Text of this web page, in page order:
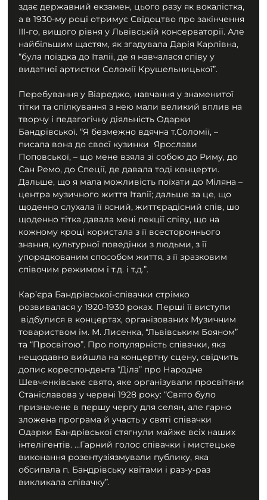
здає державний екзамен, цього разу як вокалістка,
а в 1930-му році отримує Свідоцтво про закінчення
ІІІ-го, вищого рівня у Львівській консерваторії. Але
найбільшим щастям, як згадувала Дарія Карлівна,
“була поїздка до Італії, де я навчалася співу у
видатної артистки Соломії Крушельницької”.
Перебування у Віареджо, навчання у знаменитої
тітки та спілкування з нею мали великий вплив на
творчу і педагогічну діяльність Одарки
Бандрівської. “Я безмежно вдячна т.Соломії, –
писала вона до своєї кузинки  Ярослави
Поповської, – що мене взяла зі собою до Риму, до
Сан Ремо, до Спеції, де давала тоді концерти.
Дальше, що я мала можливість поїхати до Міляна –
центра музичного життя Італії; дальше за це, що
щоденно слухала її ясний, життєрадісний спів, шо
щоденно тітка давала мені лекції співу, що на
кожному кроці користала з її всестороннього
знання, культурної поведінки з людьми, з її
упорядкованим способом життя, з її зразковим
співочим режимом і т.д. і т.д.”.
Кар’єра Бандрівської-співачки стрімко
розвивалася у 1920-1930 роках. Перші її виступи
відбулися в концертах, організованих Музичним
товариством ім. М. Лисенка, “Львівським Бояном”
та “Просвітою”. Про популярність співачки, яка
нещодавно вийшла на концертну сцену, свідчить
допис кореспондента “Діла” про Народне
Шевченківське свято, яке організували просвітяни
Станіславова у червні 1928 року: “Свято було
призначене в першу чергу для селян, але гарно
зложена програма й участь у святі співачки
Одарки Бандрівської стягнули майже всіх наших
інтелігентів. …Гарний голос співачки і мистецьке
виконання розентузіязмували публику, яка
обсипала п. Бандрівську квітами і раз-у-раз
викликала співачку”.